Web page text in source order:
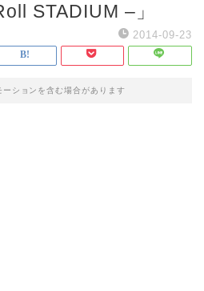
STADIUM –」
2014-09-23
ションを含む場合があります